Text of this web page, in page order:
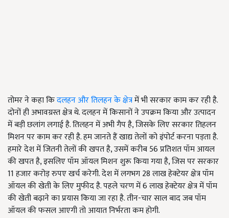
तोमर ने कहा किदलहन और तिलहन के क्षेत्रमें भी सरकार काम कर रही है.
दोनों ही अभावग्रस्त क्षेत्र थे. दलहन में किसानों ने उपक्रम किया और उत्पादन
में बड़ी छलांग लगाई है. तिलहन में अभी गैप है, जिसके लिए सरकार तिहलन
मिशन पर काम कर रही है. हम जानते हैं खाद्य तेलों को इंपोर्ट करना पड़ता है.
हमारे देश में जितनी तेलों की खपत है, उसमें करीब 56 प्रतिशत पॉम आयल
की खपत है, इसलिए पॉम ऑयल मिशन शुरू किया गया है, जिस पर सरकार
11 हजार करोड़ रुपए खर्च करेगी. देश में लगभग 28 लाख हेक्टेयर क्षेत्र पॉम
ऑयल की खेती के लिए मुफीद है. पहले चरण में 6 लाख हेक्टेयर क्षेत्र में पॉम
की खेती बढ़ाने का प्रयास किया जा रहा है. तीन-चार साल बाद जब पॉम
ऑयल की फसल आएगी तो आयात निर्भरता कम होगी.